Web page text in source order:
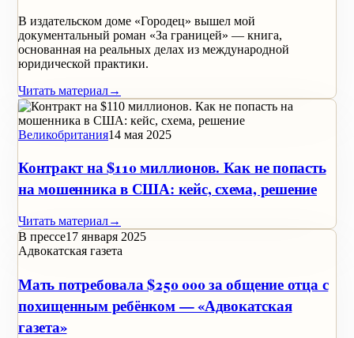
В издательском доме «Городец» вышел мой
документальный роман «За границей» — книга,
основанная на реальных делах из международной
юридической практики.
Читать материал→
Великобритания14 мая 2025
Контракт на $110 миллионов. Как не попасть
на мошенника в США: кейс, схема, решение
Читать материал→
В прессе17 января 2025
Адвокатская газета
Мать потребовала $250 000 за общение отца с
похищенным ребёнком — «Адвокатская
газета»